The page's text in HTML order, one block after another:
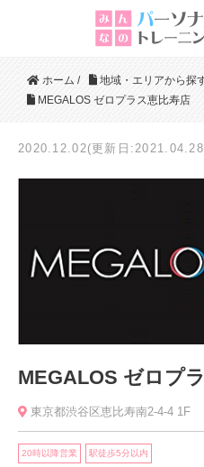
ホーム / 地域・エリアから探
MEGALOS ゼロプラス恵比寿店
2020.12.02(更新日
MEGALOS ゼロプ
東京都渋谷区恵比寿南2-4-4 1F
20時以降営業 駅徒歩5分以内